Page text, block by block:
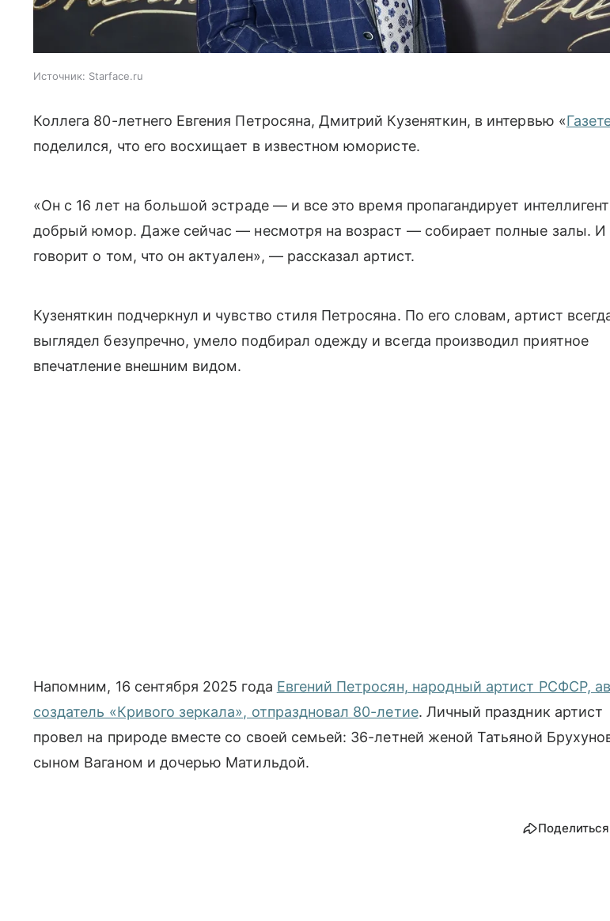
Источник: Starface.ru
Коллега 80-летнего Евгения Петросяна, Дмитрий Кузеняткин, в интервью «
поделился, что его восхищает в известном юмористе.
«Он с 16 лет на большой эстраде — и все это время пропагандирует
добрый юмор. Даже сейчас — несмотря на возраст — собирает полные залы. И
говорит о том, что он актуален», — рассказал артист.
Кузеняткин подчеркнул и чувство стиля Петросяна. По его словам, артист
выглядел безупречно, умело подбирал одежду и всегда производил приятное
впечатление внешним видом.
Напомним, 16 сентября 2025 года Евгений Петросян, народный артист РСФСР,
создатель «Кривого зеркала», отпраздновал 80-летие. Личный праздник артист
провел на природе вместе со своей семьей: 36-летней женой Татьяной
сыном Ваганом и дочерью Матильдой.
Поделиться